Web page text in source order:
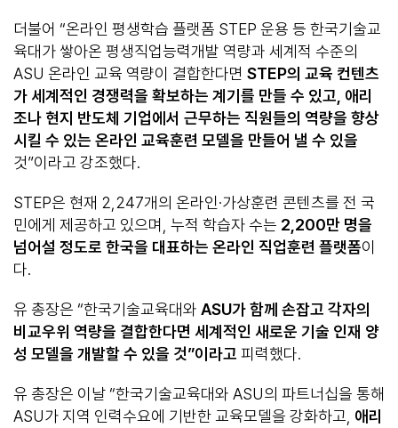
더불어 “온라인 평생학습 플랫폼 STEP 운용 등 한국기술교
육대가 쌓아온 평생직업능력개발 역량과 세계적 수준의
ASU 온라인 교육 역량이 결합한다면 STEP의 교육 컨텐츠
가 세계적인 경쟁력을 확보하는 계기를 만들 수 있고, 애리
조나 현지 반도체 기업에서 근무하는 직원들의 역량을 향상
시킬 수 있는 온라인 교육훈련 모델을 만들어 낼 수 있을
것”이라고 강조했다.
STEP은 현재 2,247개의 온라인·가상훈련 콘텐츠를 전 국
민에게 제공하고 있으며, 누적 학습자 수는 2,200만 명을
넘어설 정도로 한국을 대표하는 온라인 직업훈련 플랫폼이
다.
유 총장은 “한국기술교육대와 ASU가 함께 손잡고 각자의
비교우위 역량을 결합한다면 세계적인 새로운 기술 인재 양
성 모델을 개발할 수 있을 것”이라고 피력했다.
유 총장은 이날 “한국기술교육대와 ASU의 파트너십을 통해
ASU가 지역 인력수요에 기반한 교육모델을 강화하고, 애리